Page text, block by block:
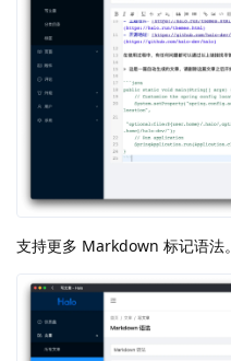
支持更多 Markdown 标记语法。